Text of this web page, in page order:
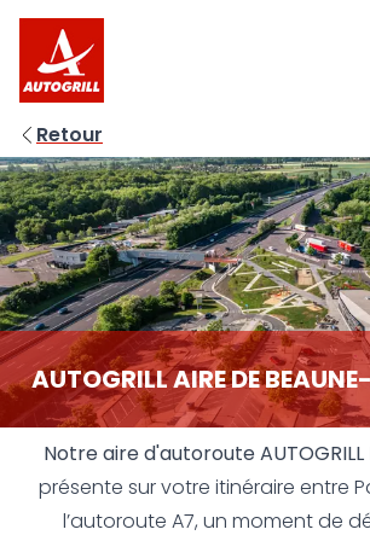
Retour
AUTOGRILL AIRE DE
Notre aire d'autoroute
présente sur votre itinéraire entre
l’autoroute A7, un moment de